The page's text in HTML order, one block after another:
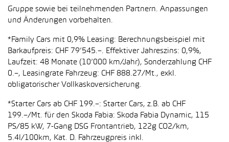
Gruppe sowie bei teilnehmenden Partnern. Anpassungen
und Änderungen vorbehalten.
*Family Cars mit 0,9% Leasing: Berechnungsbeispiel mit
Barkaufpreis: CHF 79’545.–. Effektiver Jahreszins: 0,9%,
Laufzeit: 48 Monate (10’000 km/Jahr), Sonderzahlung CHF
0.–, Leasingrate Fahrzeug: CHF 888.27/Mt., exkl.
obligatorischer Vollkaskoversicherung.
*Starter Cars ab CHF 199.–: Starter Cars, z.B. ab CHF
199.–/Mt. für den Skoda Fabia: Skoda Fabia Dynamic, 115
PS/85 kW, 7-Gang DSG Frontantrieb, 122g CO2/km,
5.4l/100km, Kat. D. Fahrzeugpreis inkl.